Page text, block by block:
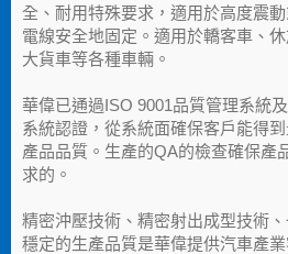
全、耐用特殊要求，適用於高度震
電線安全地固定。適用於轎客車、
大貨車等各種車輛。
華偉已通過ISO 9001品質管理系統
系統認證，從系統面確保客戶能得
產品品質。生產的QA的檢查確保產
求的。
精密沖壓技術、精密射出成型技術
穩定的生產品質是華偉提供汽車產